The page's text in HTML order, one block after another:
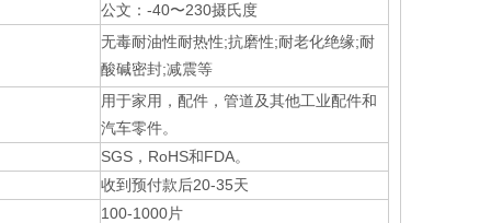
公文：-40〜230摄氏度
无毒耐油性耐热性;抗磨性;耐老化绝缘;耐
酸碱密封;减震等
用于家用，配件，管道及其他工业配件和
汽车零件。
SGS，RoHS和FDA。
收到预付款后20-35天
100-1000片